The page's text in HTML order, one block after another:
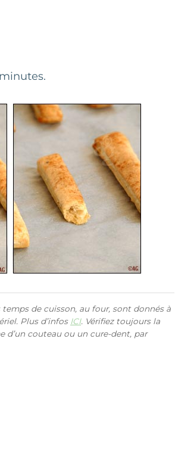
de cuisson, au four, sont donnés à
Plus d’infos ICI. Vérifiez toujours la
d’un couteau ou un cure-dent, par